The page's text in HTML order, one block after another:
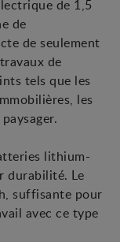
de 1,5
de
de seulement
de
tels que les
les
lithium-
durabilité. Le
suffisante pour
avec ce type